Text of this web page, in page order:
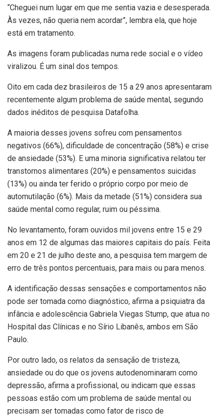
“Cheguei num lugar em que me sentia vazia e desesperada.
Às vezes, não queria nem acordar”, lembra ela, que hoje
está em tratamento.
As imagens foram publicadas numa rede social e o vídeo
viralizou. É um sinal dos tempos.
Oito em cada dez brasileiros de 15 a 29 anos apresentaram
recentemente algum problema de saúde mental, segundo
dados inéditos de pesquisa Datafolha.
A maioria desses jovens sofreu com pensamentos
negativos (66%), dificuldade de concentração (58%) e crise
de ansiedade (53%). E uma minoria significativa relatou ter
transtornos alimentares (20%) e pensamentos suicidas
(13%) ou ainda ter ferido o próprio corpo por meio de
automutilação (6%). Mais da metade (51%) considera sua
saúde mental como regular, ruim ou péssima.
No levantamento, foram ouvidos mil jovens entre 15 e 29
anos em 12 de algumas das maiores capitais do país. Feita
em 20 e 21 de julho deste ano, a pesquisa tem margem de
erro de três pontos percentuais, para mais ou para menos.
A identificação dessas sensações e comportamentos não
pode ser tomada como diagnóstico, afirma a psiquiatra da
infância e adolescência Gabriela Viegas Stump, que atua no
Hospital das Clínicas e no Sírio Libanês, ambos em São
Paulo.
Por outro lado, os relatos da sensação de tristeza,
ansiedade ou do que os jovens autodenominaram como
depressão, afirma a profissional, ou indicam que essas
pessoas estão com um problema de saúde mental ou
precisam ser tomadas como fator de risco de